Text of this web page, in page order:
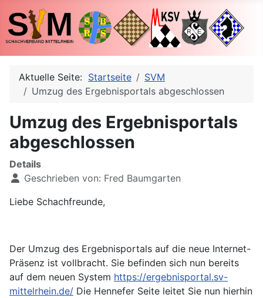
Aktuelle Seite: Startseite
SVM
Umzug des Ergebnisportals abgeschlossen
Umzug des Ergebnisportals
abgeschlossen
Details
Geschrieben von: Fred Baumgarten
Liebe Schachfreunde,
Der Umzug des Ergebnisportals auf die neue Internet-
Präsenz ist vollbracht. Sie befinden sich nun bereits
auf dem neuen System https://ergebnisportal.sv-
mittelrhein.de/ Die Hennefer Seite leitet Sie nun hierhin